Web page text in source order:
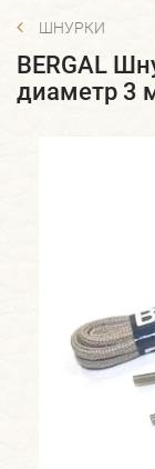
ШНУРКИ
BERGAL
диаметр 3